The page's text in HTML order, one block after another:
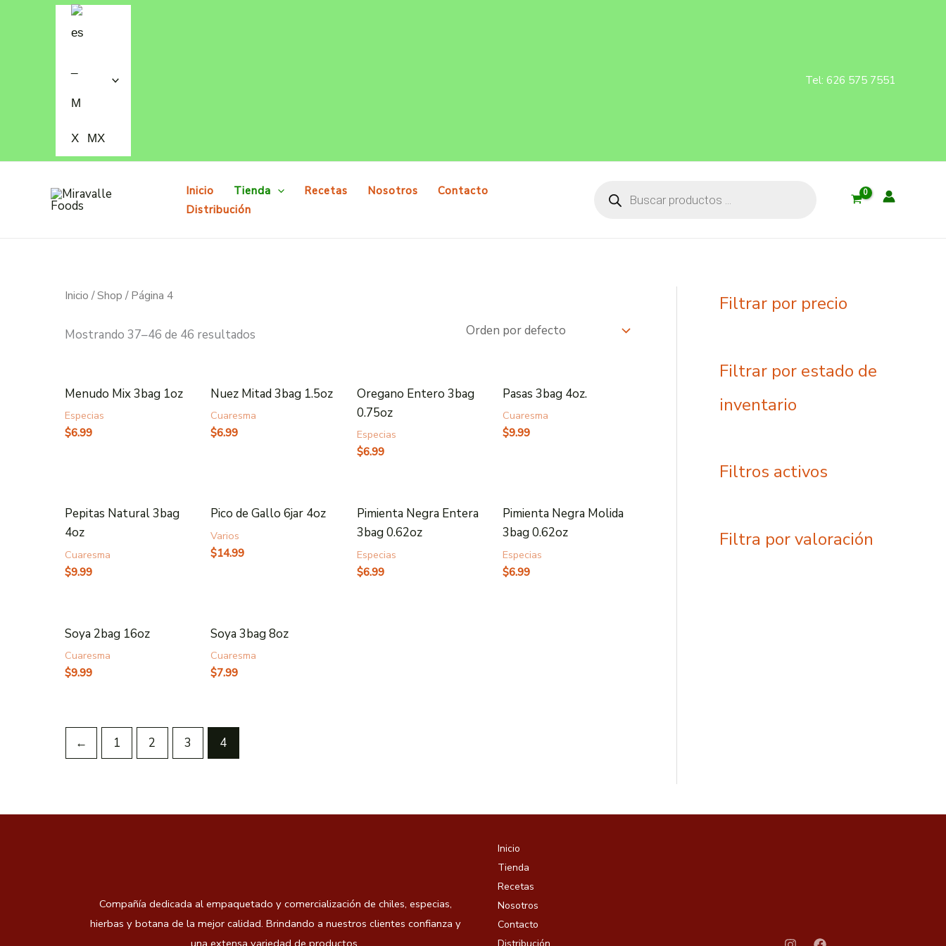
MX
Tel: 626 575 7551
Inicio Tienda Recetas Nosotros
Contacto
Distribución
search
Inicio /Shop / Página 4
Mostrando 37–46 de 46 resultados
Menudo Mix 3bag 1oz
Especias
$6.99
Nuez Mitad 3bag 1.5oz
Cuaresma
$6.99
Oregano Entero 3bag
0.75oz
Especias
$6.99
Pasas 3bag 4oz.
Cuaresma
$9.99
Pepitas Natural 3bag
4oz
Cuaresma
$9.99
Pico de Gallo 6jar 4oz
Varios
$14.99
Pimienta Negra Entera
3bag 0.62oz
Especias
$6.99
Pimienta Negra Molida
3bag 0.62oz
Especias
$6.99
Soya 2bag 16oz
Cuaresma
$9.99
Soya 3bag 8oz
Cuaresma
$7.99
← 1 2 3 4
Filtrar por precio
Filtrar por estado de
inventario
Filtros activos
Filtra por valoración
Compañía dedicada al empaquetado y comercialización de chiles, especias,
hierbas y botana de la mejor calidad. Brindando a nuestros clientes confianza y
una extensa variedad de productos.
Inicio
Tienda
Recetas
Nosotros
Contacto